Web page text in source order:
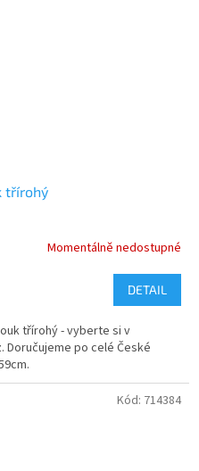
třírohý
Momentálně nedostupné
DETAIL
třírohý - vyberte si v
po celé České
Kód: 714384